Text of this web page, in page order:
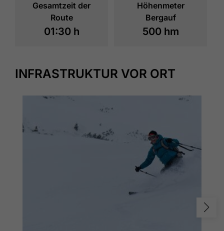
Gesamtzeit der
Route
01:30 h
Höhenmeter
Bergauf
500 hm
INFRASTRUKTUR VOR ORT